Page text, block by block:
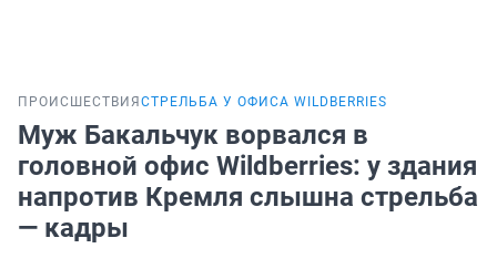
ПРОИСШЕСТВИЯ СТРЕЛЬБА У ОФИСА WILDBERRIES
Муж Бакальчук ворвался в
головной офис Wildberries: у здания
напротив Кремля слышна стрельба
— кадры